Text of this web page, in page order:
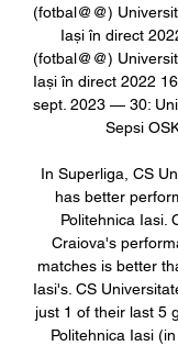
(fotbal@@)
Iași în direct
(fotbal@@)
Iași în direct 2022
sept. 2023 — 30:
Sepsi
In Superliga, CS
has better
Politehnica Iasi.
Craiova's
matches is better
Iasi's. CS
just 1 of their last 5
Politehnica Iasi